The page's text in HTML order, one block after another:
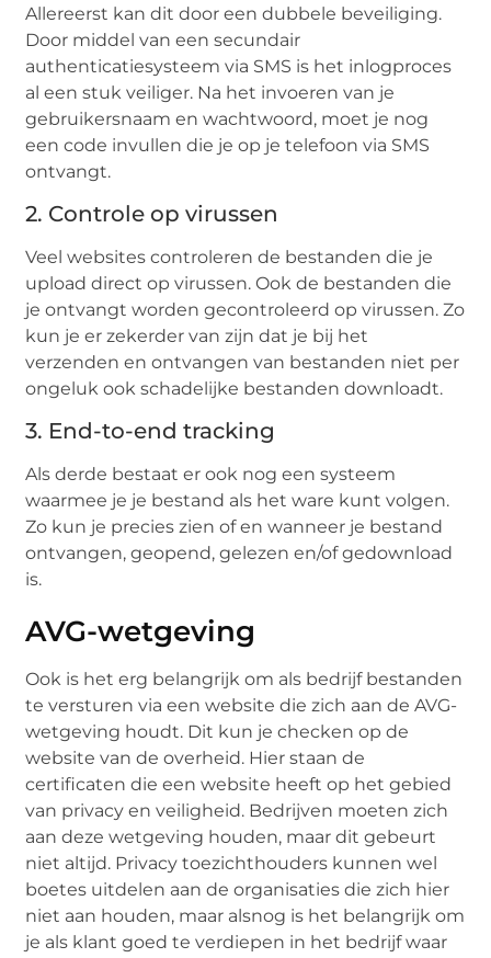
Allereerst kan dit door een dubbele beveiliging.
Door middel van een secundair
authenticatiesysteem via SMS is het inlogproces
al een stuk veiliger. Na het invoeren van je
gebruikersnaam en wachtwoord, moet je nog
een code invullen die je op je telefoon via SMS
ontvangt.
2. Controle op virussen
Veel websites controleren de bestanden die je
upload direct op virussen. Ook de bestanden die
je ontvangt worden gecontroleerd op virussen. Zo
kun je er zekerder van zijn dat je bij het
verzenden en ontvangen van bestanden niet per
ongeluk ook schadelijke bestanden downloadt.
3. End-to-end tracking
Als derde bestaat er ook nog een systeem
waarmee je je bestand als het ware kunt volgen.
Zo kun je precies zien of en wanneer je bestand
ontvangen, geopend, gelezen en/of gedownload
is.
AVG-wetgeving
Ook is het erg belangrijk om als bedrijf bestanden
te versturen via een website die zich aan de AVG-
wetgeving houdt. Dit kun je checken op de
website van de overheid. Hier staan de
certificaten die een website heeft op het gebied
van privacy en veiligheid. Bedrijven moeten zich
aan deze wetgeving houden, maar dit gebeurt
niet altijd. Privacy toezichthouders kunnen wel
boetes uitdelen aan de organisaties die zich hier
niet aan houden, maar alsnog is het belangrijk om
je als klant goed te verdiepen in het bedrijf waar